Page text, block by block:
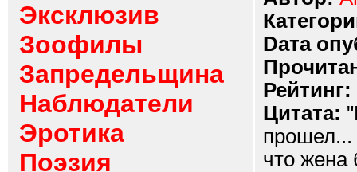
Эксклюзив
Зоофилы
Запредельщина
Наблюдатели
Эротика
Поэзия
Dата
Рейтинг:
Цитата:
прошел...
что жена